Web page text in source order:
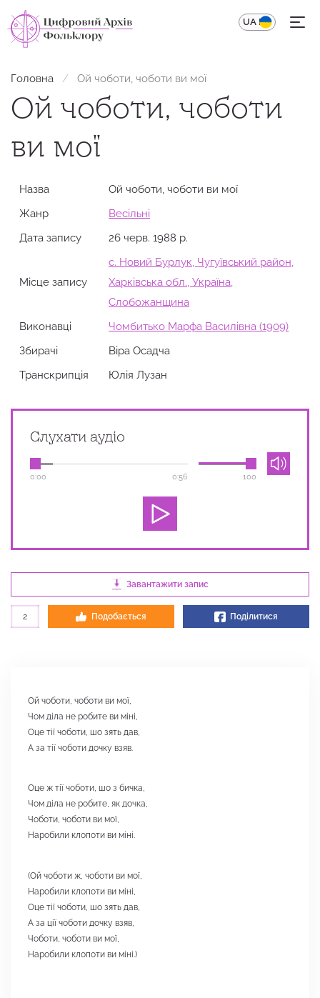
UA EN
Головна Ой чоботи, чоботи ви мої
Ой чоботи, чоботи
ви мої
Назва
Ой чоботи, чоботи ви мої
Жанр
Весільні
Дата запису
26 черв. 1988 р.
Місце запису
с. Новий Бурлук, Чугуївський район,
Харківська обл., Україна,
Слобожанщина
Виконавці
Чомбитько Марфа Василівна (1909)
Збирачi
Віра Осадча
Транскрипція
Юлія Лузан
Слухати аудіо
0:00 0:56 100
Завантажити запис
2 Подобається Поділитися
Ой чоботи, чоботи ви мої,
Чом діла не робите ви міні,
Оце тії чоботи, шо зять дав,
А за тії чоботи дочку взяв.
Оце ж тії чоботи, шо з бичка,
Чом діла не робите, як дочка,
Чоботи, чоботи ви мої,
Наробили клопоти ви міні.
(Ой чоботи ж, чоботи ви мої,
Наробили клопоти ви міні,
Оце тії чоботи, шо зять дав,
А за ції чоботи дочку взяв,
Чоботи, чоботи ви мої,
Наробили клопоти ви міні.)